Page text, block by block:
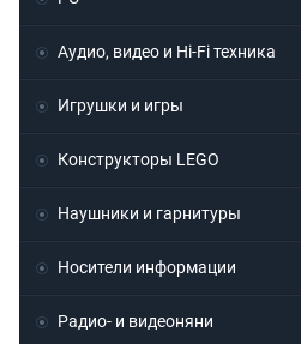
Аудио, видео и Hi-Fi техника
Игрушки и игры
Конструкторы LEGO
Наушники и гарнитуры
Носители информации
Радио- и видеоняни